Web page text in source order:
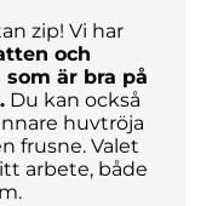
zip! Vi har
och
är bra på
Du kan också
huvtröja
frusne. Valet
arbete, både